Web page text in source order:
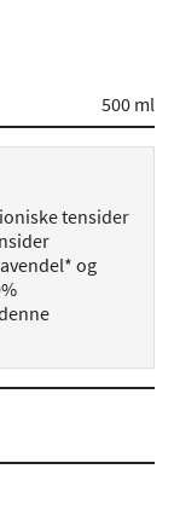
500 ml
tensider
og